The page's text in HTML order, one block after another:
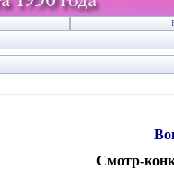
Смотр-